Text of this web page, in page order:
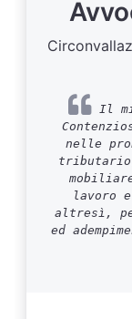
Il
nelle
lavoro
altresì,
ed